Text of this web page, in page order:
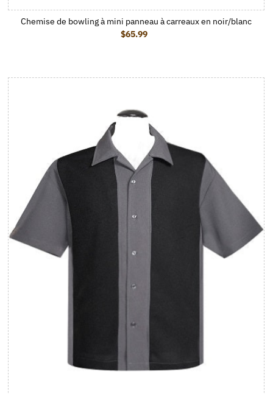
Chemise de bowling à mini panneau à carreaux en noir/blanc
Prix ordinaire
$65.99